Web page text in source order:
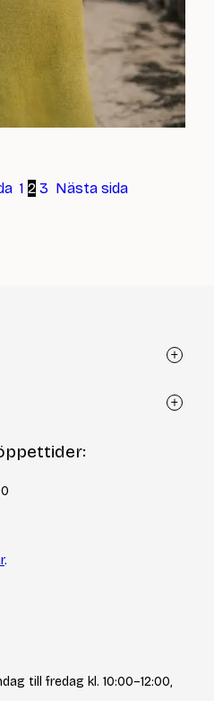
1 2 3 Nästa sida
.
till fredag kl. 10:00–12:00,